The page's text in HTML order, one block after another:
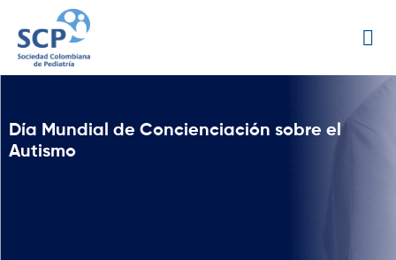
Día Mundial de Concienciación sobre el
Autismo